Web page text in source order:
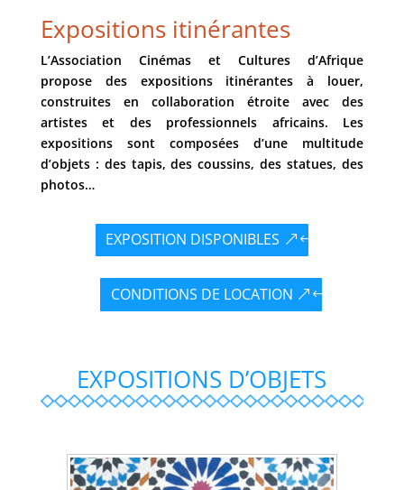
Expositions itinérantes
L’Association Cinémas et Cultures d’Afrique
propose des expositions itinérantes à louer,
construites en collaboration étroite avec des
artistes et des professionnels africains. Les
expositions sont composées d’une multitude
d’objets : des tapis, des coussins, des statues, des
photos…
EXPOSITION DISPONIBLES
CONDITIONS DE LOCATION
EXPOSITIONS D’OBJETS